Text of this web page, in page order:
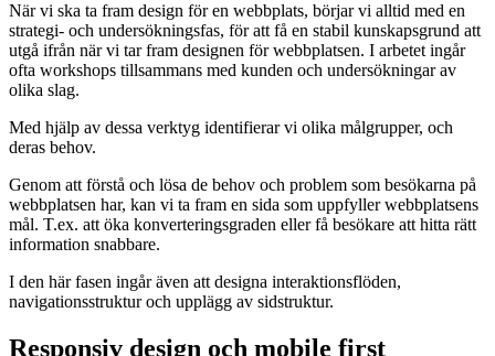
När vi ska ta fram design för en webbplats, börjar vi alltid med en
strategi- och undersökningsfas, för att få en stabil kunskapsgrund att
utgå ifrån när vi tar fram designen för webbplatsen. I arbetet ingår
ofta workshops tillsammans med kunden och undersökningar av
olika slag.
Med hjälp av dessa verktyg identifierar vi olika målgrupper, och
deras behov.
Genom att förstå och lösa de behov och problem som besökarna på
webbplatsen har, kan vi ta fram en sida som uppfyller webbplatsens
mål. T.ex. att öka konverteringsgraden eller få besökare att hitta rätt
information snabbare.
I den här fasen ingår även att designa interaktionsflöden,
navigationsstruktur och upplägg av sidstruktur.
Responsiv design och mobile first